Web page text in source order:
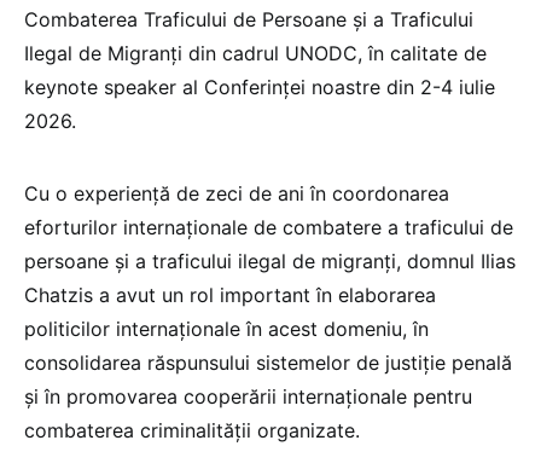
Combaterea Traficului de Persoane și a Traficului
Ilegal de Migranți din cadrul UNODC, în calitate de
keynote speaker al Conferinței noastre din 2-4 iulie
2026.
Cu o experiență de zeci de ani în coordonarea
eforturilor internaționale de combatere a traficului de
persoane și a traficului ilegal de migranți, domnul Ilias
Chatzis a avut un rol important în elaborarea
politicilor internaționale în acest domeniu, în
consolidarea răspunsului sistemelor de justiție penală
și în promovarea cooperării internaționale pentru
combaterea criminalității organizate.